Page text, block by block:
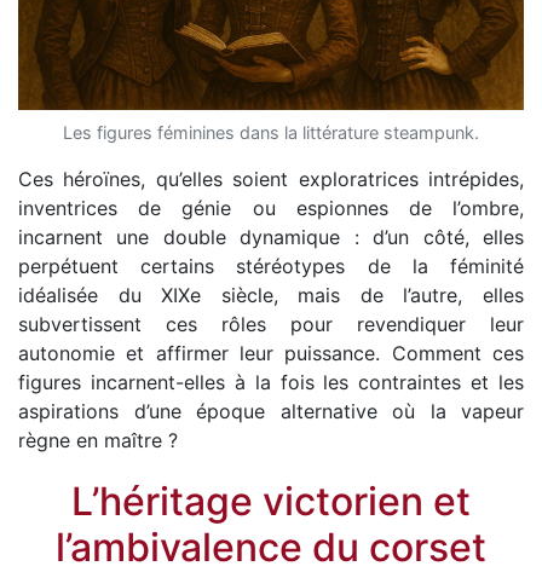
Les figures féminines dans la littérature steampunk.
Ces héroïnes, qu’elles soient exploratrices intrépides,
inventrices de génie ou espionnes de l’ombre,
incarnent une double dynamique : d’un côté, elles
perpétuent certains stéréotypes de la féminité
idéalisée du XIXe siècle, mais de l’autre, elles
subvertissent ces rôles pour revendiquer leur
autonomie et affirmer leur puissance. Comment ces
figures incarnent-elles à la fois les contraintes et les
aspirations d’une époque alternative où la vapeur
règne en maître ?
L’héritage victorien et
l’ambivalence du corset